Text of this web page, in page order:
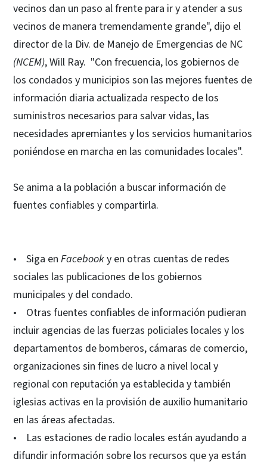
vecinos dan un paso al frente para ir y atender a sus
vecinos de manera tremendamente grande", dijo el
director de la Div. de Manejo de Emergencias de NC
(NCEM), Will Ray. "Con frecuencia, los gobiernos de
los condados y municipios son las mejores fuentes de
información diaria actualizada respecto de los
suministros necesarios para salvar vidas, las
necesidades apremiantes y los servicios humanitarios
poniéndose en marcha en las comunidades locales".
Se anima a la población a buscar información de
fuentes confiables y compartirla.
• Siga en Facebooky en otras cuentas de redes
sociales las publicaciones de los gobiernos
municipales y del condado.
• Otras fuentes confiables de información pudieran
incluir agencias de las fuerzas policiales locales y los
departamentos de bomberos, cámaras de comercio,
organizaciones sin fines de lucro a nivel local y
regional con reputación ya establecida y también
iglesias activas en la provisión de auxilio humanitario
en las áreas afectadas.
• Las estaciones de radio locales están ayudando a
difundir información sobre los recursos que ya están